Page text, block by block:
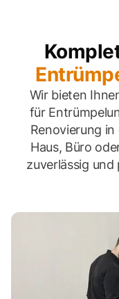
Wir bieten
für
Renovierung
Haus, Büro
zuverlässig und